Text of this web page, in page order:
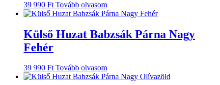
39 990 Ft Tovább olvasom
Külső Huzat Babzsák Párna Nagy
Fehér
39 990 Ft Tovább olvasom